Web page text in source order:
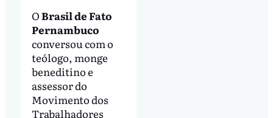
OBrasil de Fato
Pernambuco
conversou com o
teólogo, monge
beneditino e
assessor do
Movimento dos
Trabalhadores